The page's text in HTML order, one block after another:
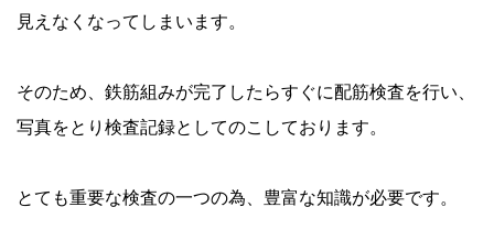
見えなくなってしまいます。
そのため、鉄筋組みが完了したらすぐに配筋検査を行い、
写真をとり検査記録としてのこしております。
とても重要な検査の一つの為、豊富な知識が必要です。